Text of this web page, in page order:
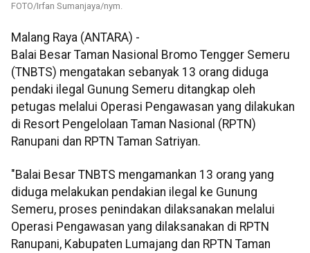
FOTO/Irfan Sumanjaya/nym.
Malang Raya (ANTARA) -
Balai Besar Taman Nasional Bromo Tengger Semeru
(TNBTS) mengatakan sebanyak 13 orang diduga
pendaki ilegal Gunung Semeru ditangkap oleh
petugas melalui Operasi Pengawasan yang dilakukan
di Resort Pengelolaan Taman Nasional (RPTN)
Ranupani dan RPTN Taman Satriyan.
"Balai Besar TNBTS mengamankan 13 orang yang
diduga melakukan pendakian ilegal ke Gunung
Semeru, proses penindakan dilaksanakan melalui
Operasi Pengawasan yang dilaksanakan di RPTN
Ranupani, Kabupaten Lumajang dan RPTN Taman